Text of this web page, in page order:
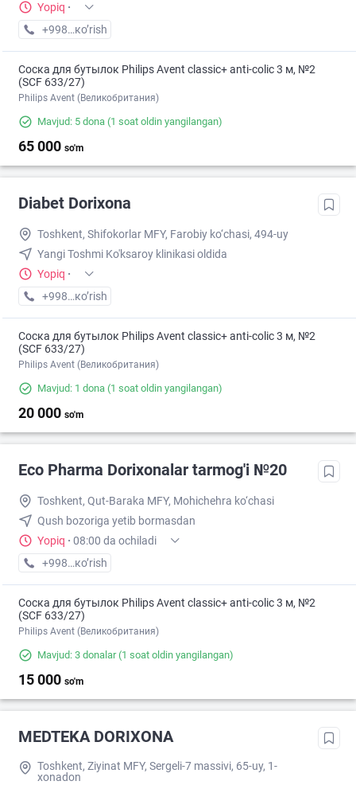
Yopiq ·
+998 (90) XXX-XX-XX
кo’rish
Соска для бутылок Philips Avent classic+ anti-colic 3 м, №2
(SCF 633/27)
Philips Avent (Великобритания)
Mavjud: 5 dona (1 soat oldin yangilangan)
65 000 so'm
Diabet Dorixona
Toshkent, Shifokorlar MFY, Farobiy ko‘chasi, 494-uy
Yangi Toshmi Ko'ksaroy klinikasi oldida
Yopiq ·
+998 (55) XXX-XX-XX
кo’rish
Соска для бутылок Philips Avent classic+ anti-colic 3 м, №2
(SCF 633/27)
Philips Avent (Великобритания)
Mavjud: 1 dona (1 soat oldin yangilangan)
20 000 so'm
Eco Pharma Dorixonalar tarmog'i №20
Toshkent, Qut-Baraka MFY, Mohichehra ko‘chasi
Qush bozoriga yetib bormasdan
Yopiq · 08:00 da ochiladi
+998 (55) XXX-XX-XX
кo’rish
Соска для бутылок Philips Avent classic+ anti-colic 3 м, №2
(SCF 633/27)
Philips Avent (Великобритания)
Mavjud: 3 donalar(1 soat oldin yangilangan)
15 000 so'm
MEDTEKA DORIXONA
Toshkent, Ziyinat MFY, Sergeli-7 massivi, 65-uy, 1-
xonadon